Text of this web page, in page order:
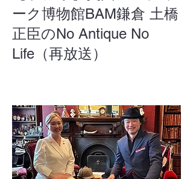
ーク博物館BAM鎌倉 土橋
正臣のNo Antique No
Life（再放送）